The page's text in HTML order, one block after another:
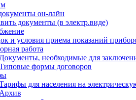
он-лайн
документы (в электр.виде)
и условия приема показаний
работа
необходимые для
формы договоров
для населения на